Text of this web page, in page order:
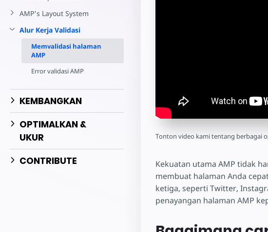
AMP's Layout System
Alur Kerja Validasi
Memvalidasi halaman
AMP
Error validasi AMP
KEMBANGKAN
OPTIMALKAN &
UKUR
CONTRIBUTE
Tonton video kami tentang berbagai
Kekuatan utama AMP tidak
membuat halaman Anda
ketiga, seperti Twitter,
penayangan halaman AMP